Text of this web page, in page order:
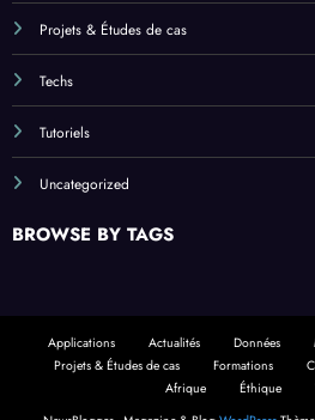
Projets & Études de cas
Techs
Tutoriels
Uncategorized
BROWSE BY TAGS
Applications Actualités Données
Projets & Études de cas
Formations
Afrique
Éthique